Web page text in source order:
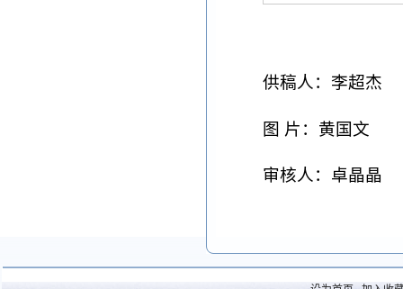
供稿人：李超杰
图 片：黄国文
审核人：卓晶晶